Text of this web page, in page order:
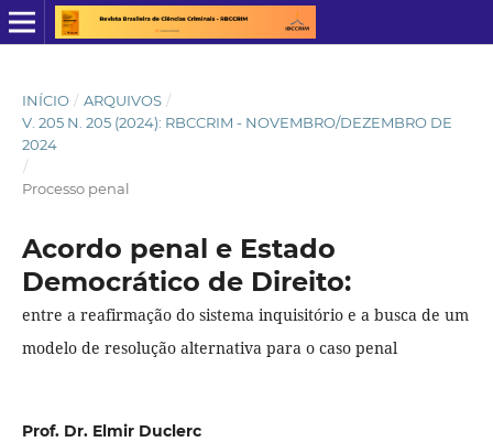
INÍCIO / ARQUIVOS /
V. 205 N. 205 (2024): RBCCRIM - NOVEMBRO/DEZEMBRO DE
2024
/
Processo penal
Acordo penal e Estado
Democrático de Direito:
entre a reafirmação do sistema inquisitório e a busca de um
modelo de resolução alternativa para o caso penal
Prof. Dr. Elmir Duclerc